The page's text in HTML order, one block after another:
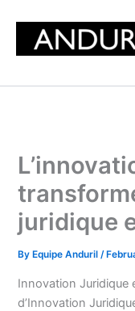
content
juridique
By Equipe Anduril/
Innovation Juridique
d’Innovation